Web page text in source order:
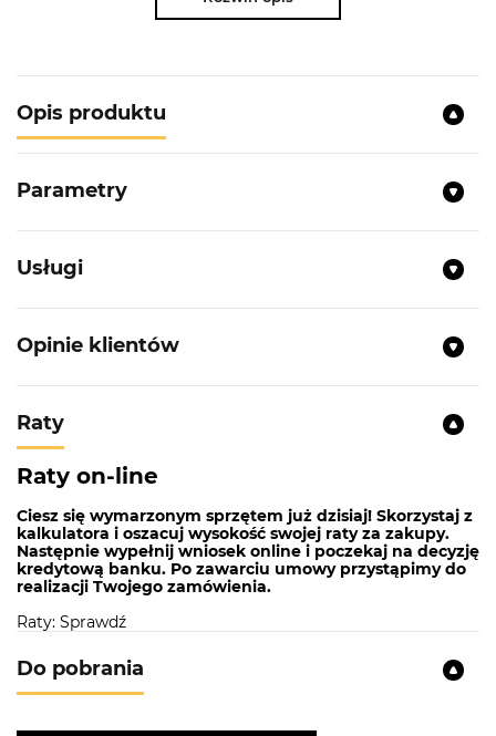
Opis produktu
Parametry
Usługi
Opinie klientów
Raty
Raty on-line
Ciesz się wymarzonym sprzętem już dzisiaj! Skorzystaj z
kalkulatora i oszacuj wysokość swojej raty za zakupy.
Następnie wypełnij wniosek online i poczekaj na decyzję
kredytową banku. Po zawarciu umowy przystąpimy do
realizacji Twojego zamówienia.
Raty: Sprawdź
Do pobrania